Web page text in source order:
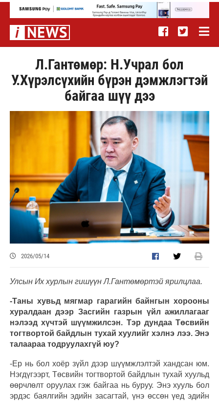
Л.Гантөмөр: Н.Учрал бол
У.Хүрэлсүхийн бүрэн дэмжлэгтэй
байгаа шүү дээ
2026/05/14
Улсын Их хурлын гишүүн Л.Гантөмөртэй ярилцлаа.
-Таны хувьд мягмар гарагийн байнгын хорооны
хуралдаан дээр Засгийн газрын үйл ажиллагааг
нэлээд хүчтэй шүүмжилсэн. Тэр дундаа Төсвийн
тогтвортой байдлын тухай хуулийг хэлнэ лээ. Энэ
талаараа тодруулахгүй юу?
-Ер нь бол хоёр зүйл дээр шүүмжлэлтэй хандсан юм.
Нэгдүгээрт, Төсвийн тогтвортой байдлын тухай хуульд
өөрчлөлт оруулах гэж байгаа нь буруу. Энэ хууль бол
эрдэс баялгийн эдийн засагтай, үнэ өссөн үед эдийн